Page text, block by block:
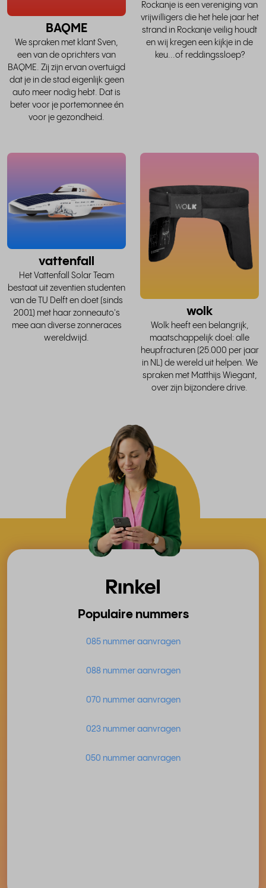
BAQME
We spraken met klant Sven,
een van de oprichters van
BAQME. Zij zijn ervan overtuigd
dat je in de stad eigenlijk geen
auto meer nodig hebt. Dat is
beter voor je portemonnee én
voor je gezondheid.
Rockanje is een vereniging van
vrijwilligers die het hele jaar het
strand in Rockanje veilig houdt
en wij kregen een kijkje in de
keu...of reddingssloep?
hele
verhaal
vattenfall
Het Vattenfall Solar Team
bestaat uit zeventien studenten
van de TU Delft en doet (sinds
2001) met haar zonneauto's
mee aan diverse zonneraces
wereldwijd.
wolk
Wolk heeft een belangrijk,
maatschappelijk doel: alle
heupfracturen (25.000 per jaar
in NL) de wereld uit helpen. We
spraken met Matthijs Wiegant,
over zijn bijzondere drive.
Populaire nummers
085 nummer aanvragen
088 nummer aanvragen
070 nummer aanvragen
023 nummer aanvragen
050 nummer aanvragen